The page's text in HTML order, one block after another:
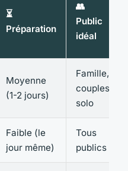
⏳
Préparation
👥
Public
idéal
Moyenne
(1-2 jours)
Famille,
couples,
solo
Faible (le
jour même)
Tous
publics